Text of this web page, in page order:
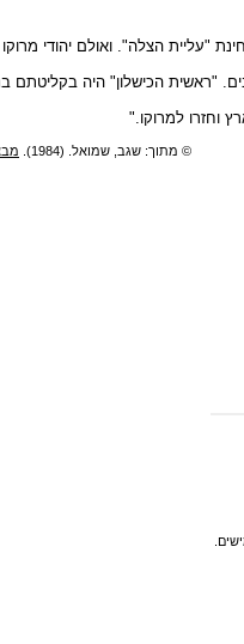
"עליית הצלה". ואולם יהודי
"ראשית הכישלון" היה
וחזרו למרוקו."
© מתוך: שגב, שמואל. (1984).